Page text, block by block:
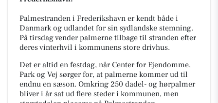
Palmestranden i Frederikshavn er kendt både i
Danmark og udlandet for sin sydlandske stemning.
På tirsdag vender palmerne tilbage til stranden efter
deres vinterhvil i kommunens store drivhus.
Det er altid en festdag, når Center for Ejendomme,
Park og Vej sørger for, at palmerne kommer ud til
endnu en sæson. Omkring 250 dadel- og hørpalmer
bliver i år sat ud flere steder i kommunen, men